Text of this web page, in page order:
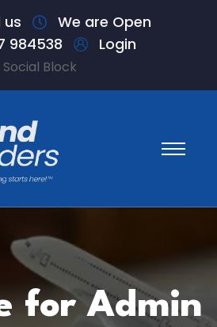
We are Open
984538
Login
Social Block
for Admin